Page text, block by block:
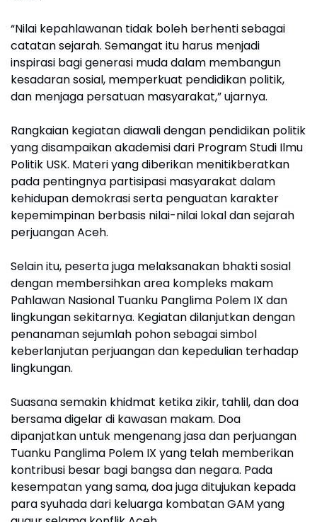
“Nilai kepahlawanan tidak boleh berhenti sebagai
catatan sejarah. Semangat itu harus menjadi
inspirasi bagi generasi muda dalam membangun
kesadaran sosial, memperkuat pendidikan politik,
dan menjaga persatuan masyarakat,” ujarnya.
Rangkaian kegiatan diawali dengan pendidikan politik
yang disampaikan akademisi dari Program Studi Ilmu
Politik USK. Materi yang diberikan menitikberatkan
pada pentingnya partisipasi masyarakat dalam
kehidupan demokrasi serta penguatan karakter
kepemimpinan berbasis nilai-nilai lokal dan sejarah
perjuangan Aceh.
Selain itu, peserta juga melaksanakan bhakti sosial
dengan membersihkan area kompleks makam
Pahlawan Nasional Tuanku Panglima Polem IX dan
lingkungan sekitarnya. Kegiatan dilanjutkan dengan
penanaman sejumlah pohon sebagai simbol
keberlanjutan perjuangan dan kepedulian terhadap
lingkungan.
Suasana semakin khidmat ketika zikir, tahlil, dan doa
bersama digelar di kawasan makam. Doa
dipanjatkan untuk mengenang jasa dan perjuangan
Tuanku Panglima Polem IX yang telah memberikan
kontribusi besar bagi bangsa dan negara. Pada
kesempatan yang sama, doa juga ditujukan kepada
para syuhada dari keluarga kombatan GAM yang